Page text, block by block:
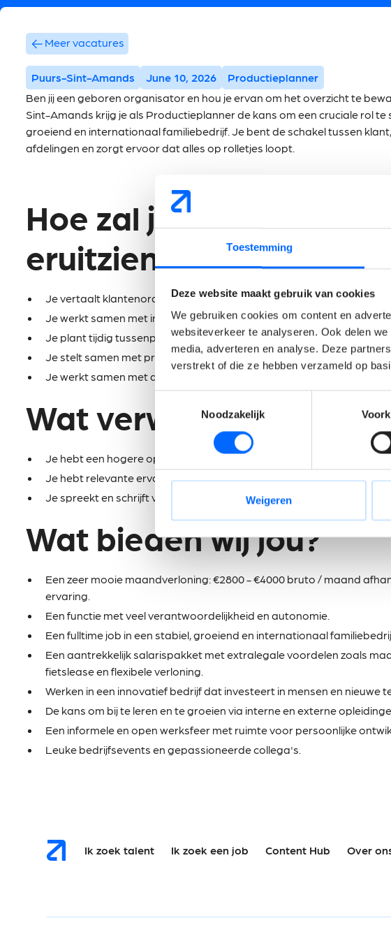
Toestemming
Deze website maakt gebruik van cookies
We gebruiken cookies om content en
websiteverkeer te analyseren. Ook delen
media, adverteren en analyse. Deze
verstrekt of die ze hebben verzameld op
Noodzakelijk
Weigeren
Meer vacatures
Puurs-Sint-Amands June 10, 2026
Productieplanner
Ben jij een geboren organisator en hou je ervan om het overzicht te
Sint-Amands krijg je als Productieplanner de kans om een cruciale rol te
groeiend en internationaal familiebedrijf. Je bent de schakel tussen
afdelingen en zorgt ervoor dat alles op rolletjes loopt.
Hoe zal jouw
eruitzien?
Je vertaalt klantenorders naar een efficiënte productieplanning.
Je werkt samen met interne sales om levertermijnen te bevestigen
Je plant tijdig tussenproducten en producten met
Je stelt samen met productie de personeelsbezetting op.
Je werkt samen met aankoop om de juiste hoeveelheden
Wat verwachten wij van
Je hebt een hogere opleiding (bachelor) of gelijkwaardig door
Je hebt relevante ervaring in een planningsomgeving.
Je spreekt en schrijft vlot Nederlands en kan je uitdrukken in het
Wat bieden wij jou?
Een zeer mooie maandverloning: €2800 - €4000 bruto / maand
ervaring.
Een functie met veel verantwoordelijkheid en autonomie.
Een fulltime job in een stabiel, groeiend en internationaal
Een aantrekkelijk salarispakket met extralegale voordelen zoals
fietslease en flexibele verloning.
Werken in een innovatief bedrijf dat investeert in mensen en nieuwe
De kans om bij te leren en te groeien via interne en externe
Een informele en open werksfeer met ruimte voor persoonlijke
Leuke bedrijfsevents en gepassioneerde collega's.
Ik zoek talent Ik zoek een job Content Hub Over